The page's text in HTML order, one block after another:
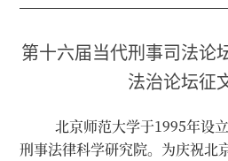
第十六届当代刑事司法论
法治论坛征
北京师范大学于1995年设
刑事法律科学研究院。为庆祝北